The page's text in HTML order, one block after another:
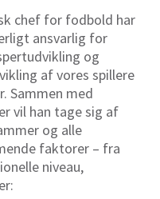
chef for fodbold har
ansvarlig for
og
af vores spillere
Sammen med
vil han tage sig af
og alle
faktorer – fra
niveau,